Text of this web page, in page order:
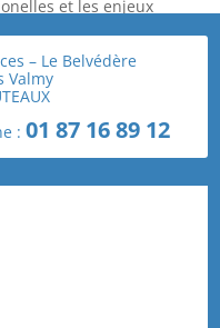
et les enjeux
à risque au sein de
de surveillance et les
– Le Belvédère
Valmy
:01 87 16 89 12